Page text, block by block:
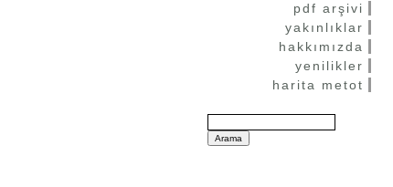
pdf arşivi
yakınlıklar
hakkımızda
yenilikler
harita metot